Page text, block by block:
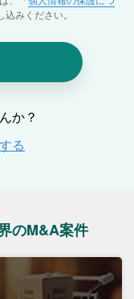
のM&A案件